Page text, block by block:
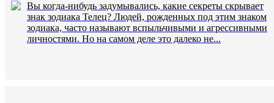
Вы когда-нибудь задумывались, какие секреты скрывает
знак зодиака Телец? Людей, рожденных под этим знаком
зодиака, часто называют вспыльчивыми и агрессивными
личностями. Но на самом деле это далеко не...